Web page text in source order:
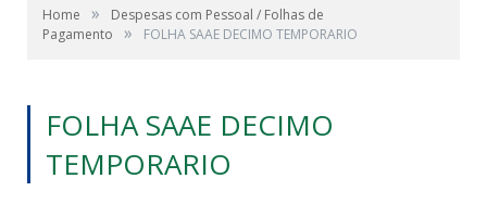
Home »
Despesas com Pessoal / Folhas de
Pagamento
» FOLHA SAAE DECIMO TEMPORARIO
FOLHA SAAE DECIMO
TEMPORARIO